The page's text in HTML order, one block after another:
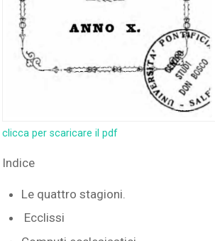
clicca per scaricare il pdf
Indice
Le quattro stagioni.
Ecclissi